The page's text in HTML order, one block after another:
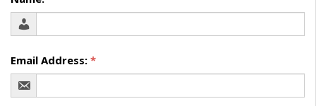
Email Address: *